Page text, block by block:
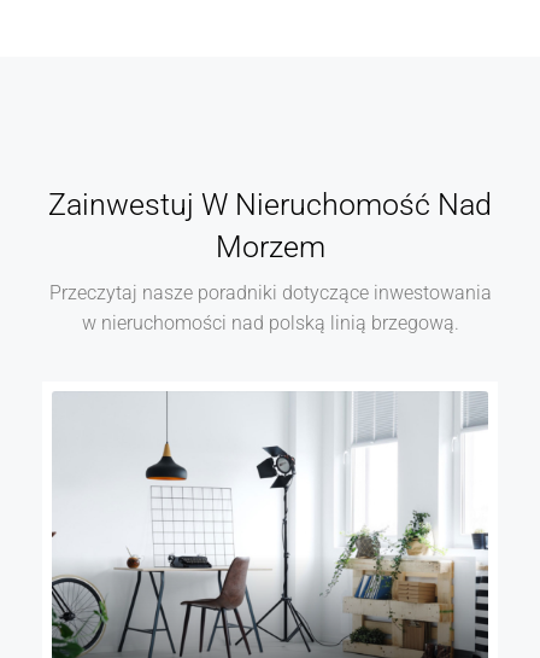
Zainwestuj W Nieruchomość Nad
Morzem
Przeczytaj nasze poradniki dotyczące inwestowania
w nieruchomości nad polską linią brzegową.